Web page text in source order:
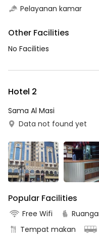
Pelayanan kamar
Other Facilities
No Facilities
Hotel 2
Sama Al Masi
Data not found yet
Popular Facilities
Free Wifi
Tempat makan